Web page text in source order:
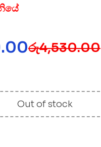
රු4,530.00
Out of stock